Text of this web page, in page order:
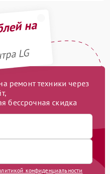
на
LG
ремонт техники через
бессрочная скидка
конфиденциальности